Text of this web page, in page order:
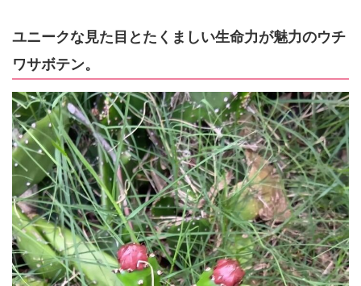
ユニークな見た目とたくましい生命力が魅力のウチ
ワサボテン。